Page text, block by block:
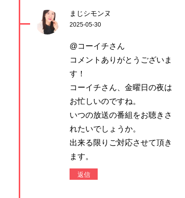
まじシモンヌ
2025-05-30
@コーイチさん
コメントありがとうございま
す！
コーイチさん、金曜日の夜は
お忙しいのですね。
いつの放送の番組をお聴きさ
れたいでしょうか。
出来る限りご対応させて頂き
ます。
返信